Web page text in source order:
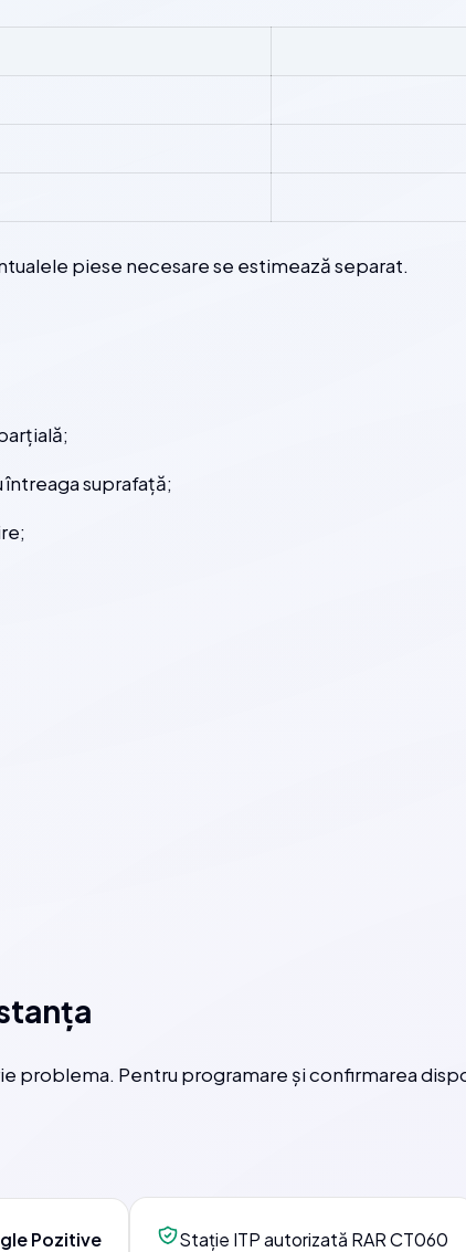
piese necesare se estimează separat.
suprafață;
problema. Pentru programare și confirmarea
Pozitive Stație ITP autorizată RAR CT060